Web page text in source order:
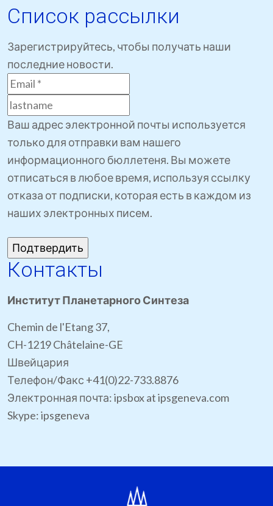
Список рассылки
Зарегистрируйтесь, чтобы получать наши
последние новости.
Ваш адрес электронной почты используется
только для отправки вам нашего
информационного бюллетеня. Вы можете
отписаться в любое время, используя ссылку
отказа от подписки, которая есть в каждом из
наших электронных писем.
Контакты
Институт Планетарного Синтеза
Chemin de l'Etang 37,
CH-1219 Châtelaine-GE
Швейцария
Телефон/Факс +41(0)22-733.8876
Электронная почта: ipsbox at ipsgeneva.com
Skype: ipsgeneva